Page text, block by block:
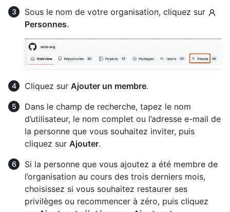
Sous le nom de votre organisation, cliquez sur
Personnes.
Cliquez sur Ajouter un membre.
Dans le champ de recherche, tapez le nom
d’utilisateur, le nom complet ou l’adresse e-mail de
la personne que vous souhaitez inviter, puis
cliquez sur Ajouter.
Si la personne que vous ajoutez a été membre de
l’organisation au cours des trois derniers mois,
choisissez si vous souhaitez restaurer ses
privilèges ou recommencer à zéro, puis cliquez